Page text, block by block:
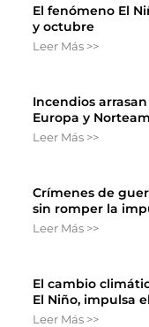
El fenómeno El
y octubre
Leer Más >>
Incendios
Europa y
Leer Más >>
Crímenes de
sin romper la
Leer Más >>
El cambio
El Niño, impulsa
Leer Más >>